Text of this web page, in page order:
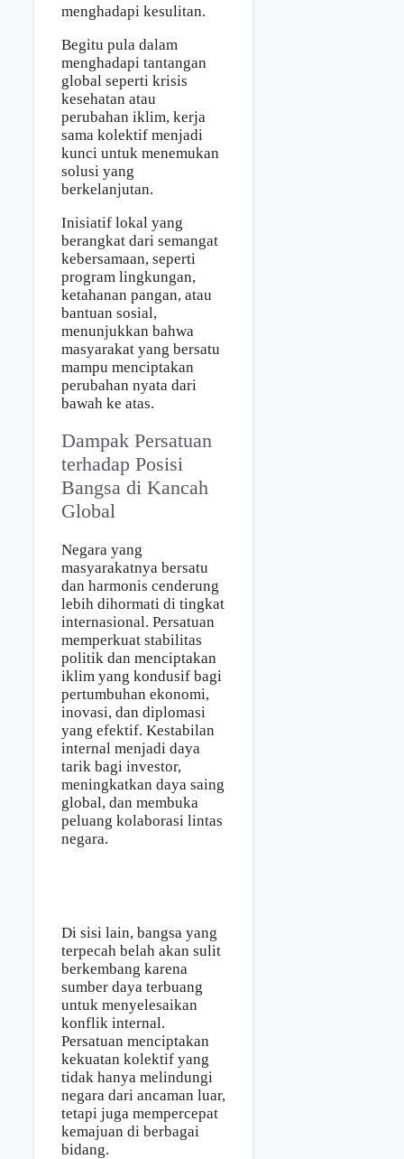
menghadapi kesulitan.
Begitu pula dalam
menghadapi tantangan
global seperti krisis
kesehatan atau
perubahan iklim, kerja
sama kolektif menjadi
kunci untuk menemukan
solusi yang
berkelanjutan.
Inisiatif lokal yang
berangkat dari semangat
kebersamaan, seperti
program lingkungan,
ketahanan pangan, atau
bantuan sosial,
menunjukkan bahwa
masyarakat yang bersatu
mampu menciptakan
perubahan nyata dari
bawah ke atas.
Dampak Persatuan
terhadap Posisi
Bangsa di Kancah
Global
Negara yang
masyarakatnya bersatu
dan harmonis cenderung
lebih dihormati di tingkat
internasional. Persatuan
memperkuat stabilitas
politik dan menciptakan
iklim yang kondusif bagi
pertumbuhan ekonomi,
inovasi, dan diplomasi
yang efektif. Kestabilan
internal menjadi daya
tarik bagi investor,
meningkatkan daya saing
global, dan membuka
peluang kolaborasi lintas
negara.
Di sisi lain, bangsa yang
terpecah belah akan sulit
berkembang karena
sumber daya terbuang
untuk menyelesaikan
konflik internal.
Persatuan menciptakan
kekuatan kolektif yang
tidak hanya melindungi
negara dari ancaman luar,
tetapi juga mempercepat
kemajuan di berbagai
bidang.